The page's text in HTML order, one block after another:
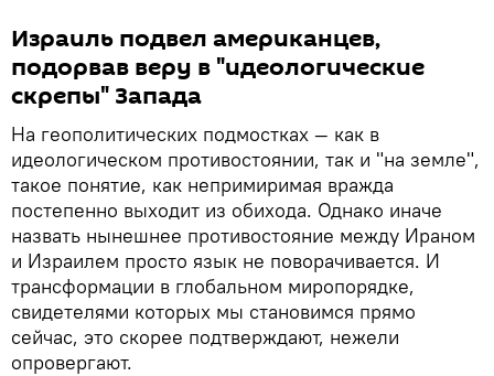
Израиль подвел американцев,
подорвав веру в "идеологические
скрепы" Запада
На геополитических подмостках — как в
идеологическом противостоянии, так и "на земле",
такое понятие, как непримиримая вражда
постепенно выходит из обихода. Однако иначе
назвать нынешнее противостояние между Ираном
и Израилем просто язык не поворачивается. И
трансформации в глобальном миропорядке,
свидетелями которых мы становимся прямо
сейчас, это скорее подтверждают, нежели
опровергают.